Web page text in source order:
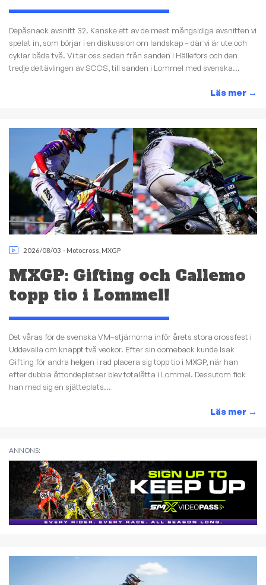
Depåsnack avsnitt 32. Kanske ett av de mest mångsidiga avsnitten vi
spelat in, som börjar i en diskussion om landskap – där vi är ute och
cyklar båda två. Vi tar oss sedan från sanden i Hällefors och den
tredje deltävlingen av SCCS, till sanden i Lommel med svenska...
Läs mer →
2026/08/03 - Motocross MXGP
MXGP: Gifting och Callemo
topp tio i Lommel!
Det våras för de svenska VM–stjärnorna inför årets stora crossfest i
Uddevalla om knappt två veckor. Efter sin comeback kunde Isak
Gifting för andra helgen i rad placera sig topp tio i MXGP, när han
efter dubbla åttondeplatser blev totalåtta i Lommel. Dessutom fick
han med sig en sjätteplats...
Läs mer →
ANNONS: